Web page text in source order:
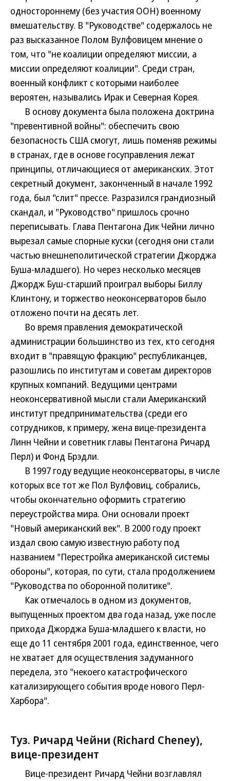
одностороннему (без участия ООН) военному
вмешательству. В "Руководстве" содержалось не
раз высказанное Полом Вулфовицем мнение о
том, что "не коалиции определяют миссии, а
миссии определяют коалиции". Среди стран,
военный конфликт с которыми наиболее
вероятен, назывались Ирак и Северная Корея.
В основу документа была положена доктрина
"превентивной войны": обеспечить свою
безопасность США смогут, лишь поменяв режимы
в странах, где в основе госуправления лежат
принципы, отличающиеся от американских. Этот
секретный документ, законченный в начале 1992
года, был "слит" прессе. Разразился грандиозный
скандал, и "Руководство" пришлось срочно
переписывать. Глава Пентагона Дик Чейни лично
вырезал самые спорные куски (сегодня они стали
частью внешнеполитической стратегии Джорджа
Буша-младшего). Но через несколько месяцев
Джордж Буш-старший проиграл выборы Биллу
Клинтону, и торжество неоконсерваторов было
отложено почти на десять лет.
Во время правления демократической
администрации большинство из тех, кто сегодня
входит в "правящую фракцию" республиканцев,
разошлись по институтам и советам директоров
крупных компаний. Ведущими центрами
неоконсервативной мысли стали Американский
институт предпринимательства (среди его
сотрудников, к примеру, жена вице-президента
Линн Чейни и советник главы Пентагона Ричард
Перл) и Фонд Брэдли.
В 1997 году ведущие неоконсерваторы, в числе
которых все тот же Пол Вулфовиц, собрались,
чтобы окончательно оформить стратегию
переустройства мира. Они основали проект
"Новый американский век". В 2000 году проект
издал свою самую известную работу под
названием "Перестройка американской системы
обороны", которая, по сути, стала продолжением
"Руководства по оборонной политике".
Как отмечалось в одном из документов,
выпущенных проектом два года назад, уже после
прихода Джорджа Буша-младшего к власти, но
еще до 11 сентября 2001 года, единственное, чего
не хватает для осуществления задуманного
передела, это "некоего катастрофического
катализирующего события вроде нового Перл-
Харбора".
Туз. Ричард Чейни (Richard Cheney),
вице-президент
Вице-президент Ричард Чейни возглавлял